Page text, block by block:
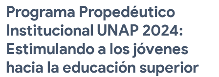
Programa Propedéutico
Institucional UNAP 2024:
Estimulando a los jóvenes
hacia la educación superior